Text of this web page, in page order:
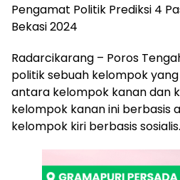
Pengamat Politik Prediksi 4
Bekasi 2024
Radarcikarang – Poros
politik sebuah kelompok
antara kelompok kanan dan
kelompok kanan ini berbasis
kelompok kiri berbasis sosialis.